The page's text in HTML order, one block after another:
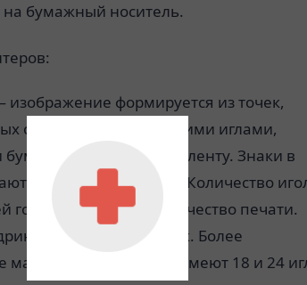
бумажный носитель.
формируется из точек,
осуществляются тонкими иглами,
через красящую ленту. Знаки в
последовательно. Количество
головке определяет качество печати.
имеют 9 иголок. Более
матричные принтеры имеют 18 и 24